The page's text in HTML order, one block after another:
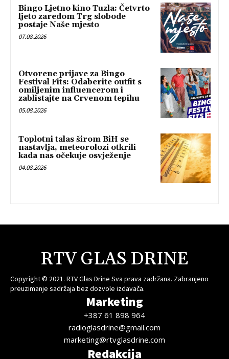
Bingo Ljetno kino Tuzla: Četvrto
ljeto zaredom Trg slobode
postaje Naše mjesto
07.08.2026
Otvorene prijave za Bingo
Festival Fits: Odaberite outfit s
omiljenim influencerom i
zablistajte na Crvenom tepihu
05.08.2026
Toplotni talas širom BiH se
nastavlja, meteorolozi otkrili
kada nas očekuje osvježenje
04.08.2026
RTV GLAS DRINE
Copyright © 2021. RTV Glas Drine Sva prava zadržana. Zabranjeno
preuzimanje sadržaja bez dozvole izdavača.
Marketing
+387 61 898 964
radioglasdrine@gmail.com
marketing@rtvglasdrine.com
Redakcija